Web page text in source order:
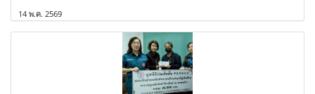
14 พ.ค. 2569